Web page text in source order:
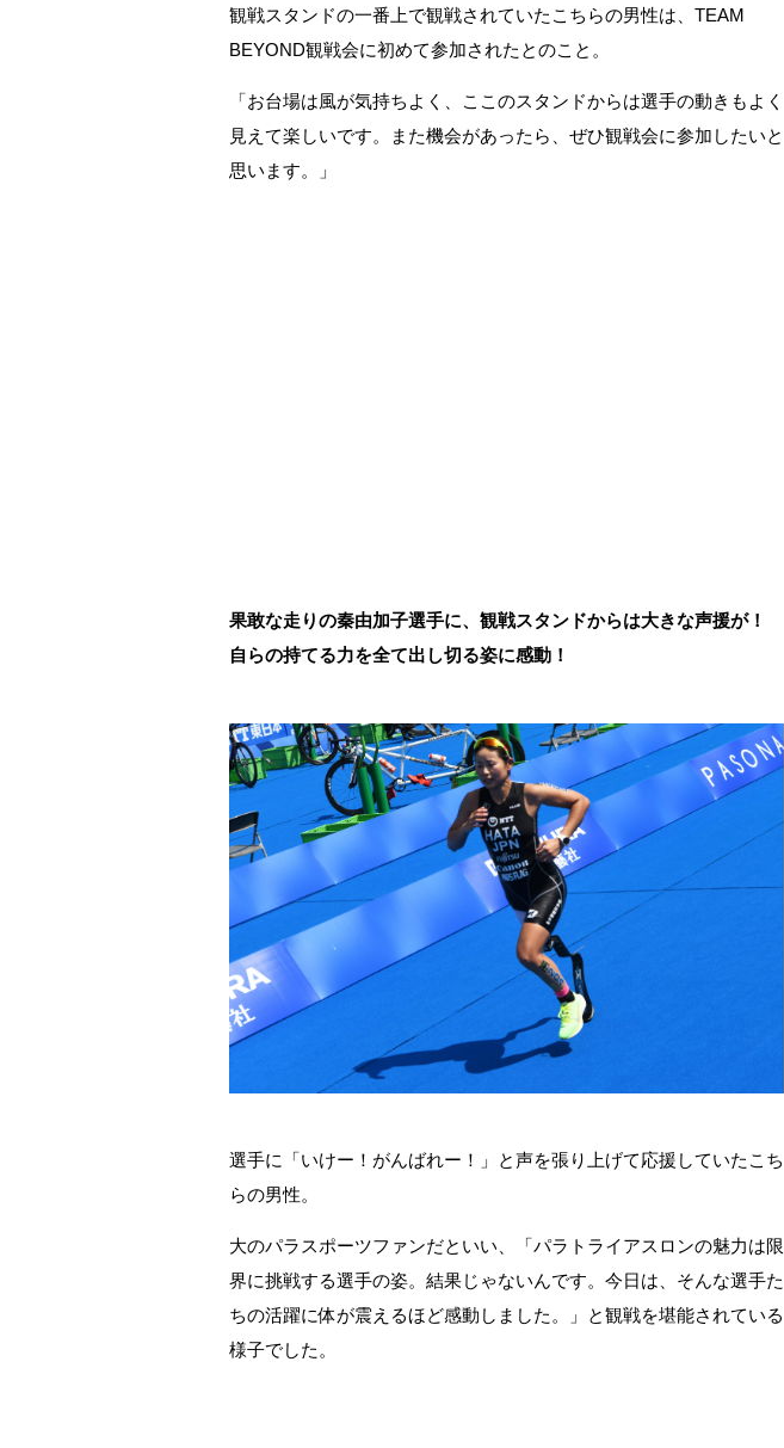
観戦スタンドの一番上で観戦されていたこちらの男性は、 TEAM
BEYOND観戦会に初めて参加されたとのこと。
「お台場は風が気持ちよく、ここのスタンドからは選手の動きもよく
見えて楽しいです。また機会があったら、ぜひ観戦会に参加したいと
思います。」
果敢な走りの秦由加子選手に、観戦スタンドからは大きな声援が！
自らの持てる力を全て出し切る姿に感動！
選手に「いけー！がんばれー！」と声を張り上げて応援していたこち
らの男性。
大のパラスポーツファンだといい、「パラトライアスロンの魅力は限
界に挑戦する選手の姿。結果じゃないんです。今日は、そんな選手た
ちの活躍に体が震えるほど感動しました。」と観戦を堪能されている
様子でした。